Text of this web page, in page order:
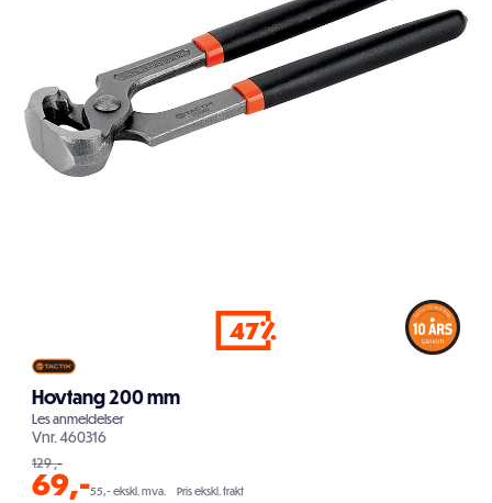
47
Hovtang 200 mm
Lesanmeldelser
Vnr.460316
129,-
69,-55,- ekskl. mva. Pris ekskl. frakt